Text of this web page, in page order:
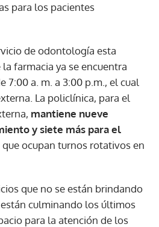
para los pacientes
de odontología esta
farmacia ya se encuentra
7:00 a. m. a 3:00 p.m., el cual
La policlínica, para el
mantiene nueve
y siete más para el
que ocupan turnos rotativos en
que no se están brindando
culminando los últimos
para la atención de los